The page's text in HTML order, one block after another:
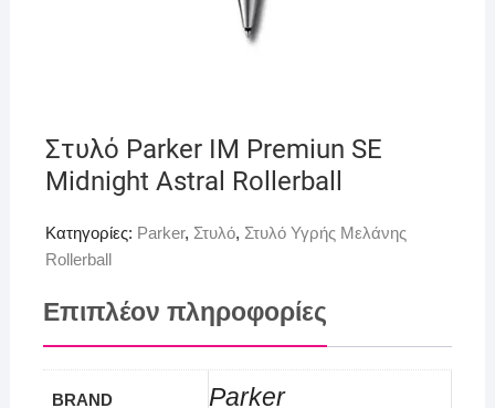
Στυλό Parker IM Premiun SE
Midnight Astral Rollerball
Κατηγορίες: Parker, Στυλό, Στυλό Υγρής Μελάνης
Rollerball
Επιπλέον πληροφορίες
BRAND Parker